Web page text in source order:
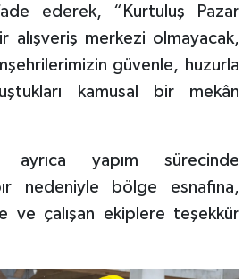
ederek, “Kurtuluş Pazar
alışveriş merkezi olmayacak,
güvenle, huzurla
kamusal bir mekân
ayrıca yapım sürecinde
nedeniyle bölge esnafına,
ve çalışan ekiplere teşekkür